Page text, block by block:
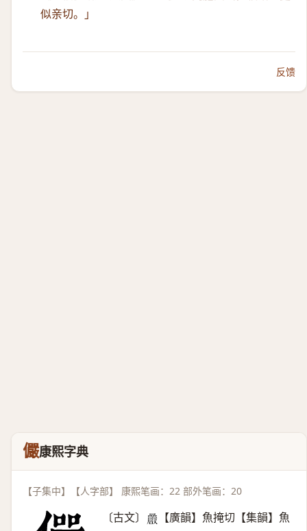
似亲切。」
反馈
儼康熙字典
【子集中】【人字部】 康熙笔画：22 部外笔画：20
〔古文〕 𡅝
【廣韻】魚掩切【集韻】魚